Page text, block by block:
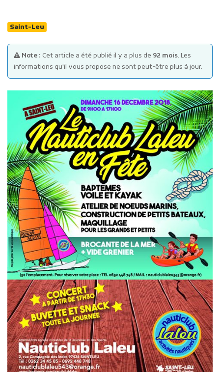
Marchés publics
Projets financés par l'Europe
Plans d'accès
Saint-Leu
Note : Cet article a été publié il y a plus de 92 mois. Les
informations qu'il vous propose ne sont peut-être plus à jour.